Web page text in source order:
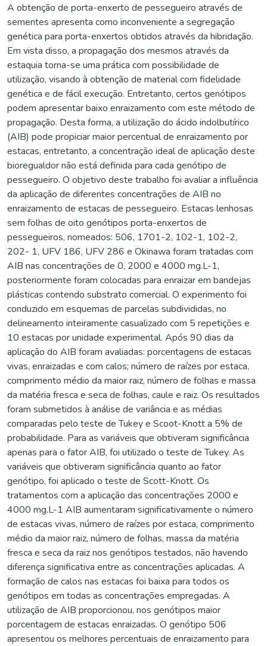
A obtenção de porta-enxerto de pessegueiro através de
sementes apresenta como inconveniente a segregação
genética para porta-enxertos obtidos através da hibridação.
Em vista disso, a propagação dos mesmos através da
estaquia torna-se uma prática com possibilidade de
utilização, visando à obtenção de material com fidelidade
genética e de fácil execução. Entretanto, certos genótipos
podem apresentar baixo enraizamento com este método de
propagação. Desta forma, a utilização do ácido indolbutírico
(AIB) pode propiciar maior percentual de enraizamento por
estacas, entretanto, a concentração ideal de aplicação deste
bioregualdor não está definida para cada genótipo de
pessegueiro. O objetivo deste trabalho foi avaliar a influência
da aplicação de diferentes concentrações de AIB no
enraizamento de estacas de pessegueiro. Estacas lenhosas
sem folhas de oito genótipos porta-enxertos de
pessegueiros, nomeados: 506, 1701-2, 102-1, 102-2,
202- 1, UFV 186, UFV 286 e Okinawa foram tratadas com
AIB nas concentrações de 0, 2000 e 4000 mg.L-1,
posteriormente foram colocadas para enraizar em bandejas
plásticas contendo substrato comercial. O experimento foi
conduzido em esquemas de parcelas subdivididas, no
delineamento inteiramente casualizado com 5 repetições e
10 estacas por unidade experimental. Após 90 dias da
aplicação do AIB foram avaliadas: porcentagens de estacas
vivas, enraizadas e com calos; número de raízes por estaca,
comprimento médio da maior raiz, número de folhas e massa
da matéria fresca e seca de folhas, caule e raiz. Os resultados
foram submetidos à análise de variância e as médias
comparadas pelo teste de Tukey e Scoot-Knott a 5% de
probabilidade. Para as variáveis que obtiveram significância
apenas para o fator AIB, foi utilizado o teste de Tukey. As
variáveis que obtiveram significância quanto ao fator
genótipo, foi aplicado o teste de Scott-Knott. Os
tratamentos com a aplicação das concentrações 2000 e
4000 mg.L-1 AIB aumentaram significativamente o número
de estacas vivas, número de raízes por estaca, comprimento
médio da maior raiz, número de folhas, massa da matéria
fresca e seca da raiz nos genótipos testados, não havendo
diferença significativa entre as concentrações aplicadas. A
formação de calos nas estacas foi baixa para todos os
genótipos em todas as concentrações empregadas. A
utilização de AIB proporcionou, nos genótipos maior
porcentagem de estacas enraizadas. O genótipo 506
apresentou os melhores percentuais de enraizamento para